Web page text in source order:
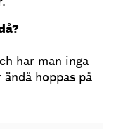
har man inga
hoppas på